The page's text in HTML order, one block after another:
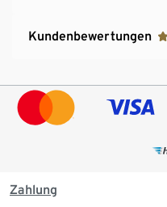
Kundenbewertungen
Zahlung